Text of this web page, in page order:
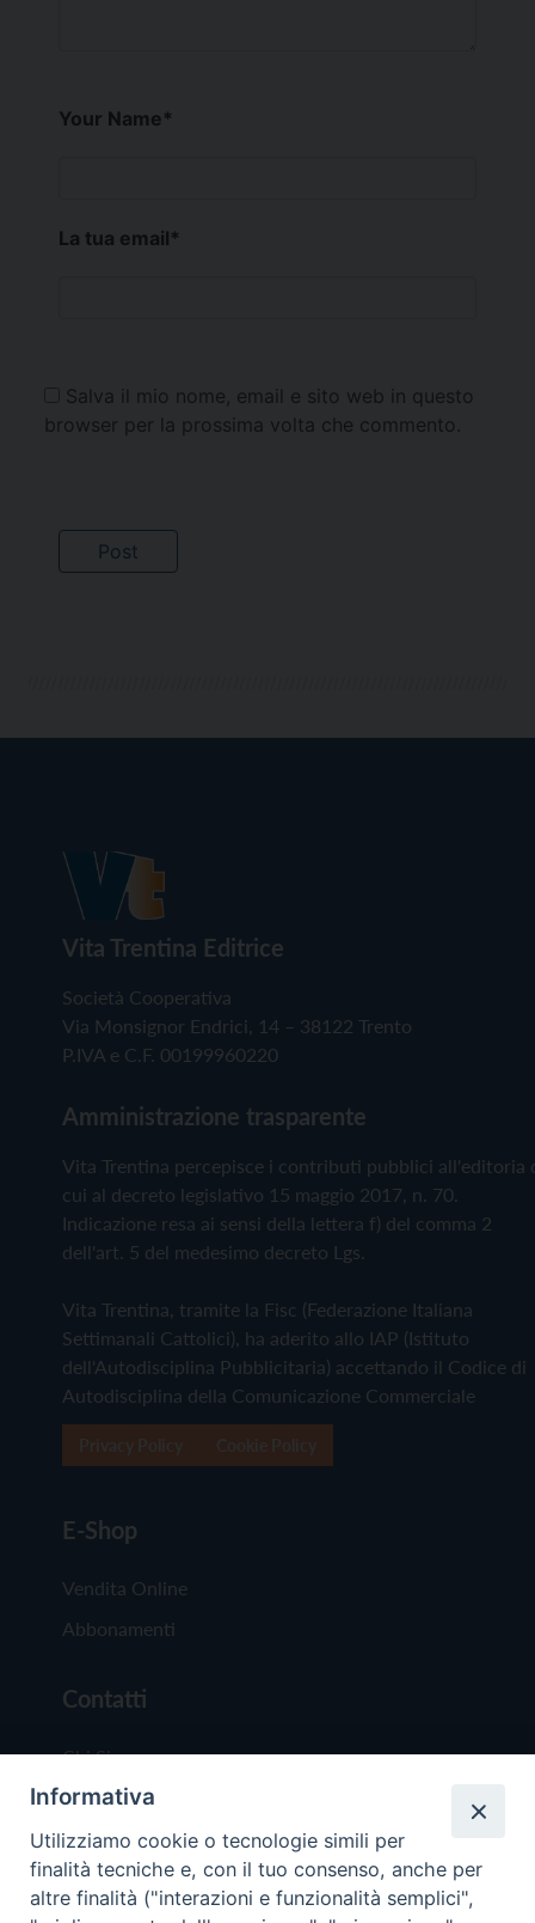
Your Name*
La tua email*
Salva il mio nome, email e sito web in questo
browser per la prossima volta che commento.
Vita Trentina Editrice
Società Cooperativa
Via Monsignor Endrici, 14 – 38122 Trento
P.IVA e C.F. 00199960220
Amministrazione trasparente
Vita Trentina percepisce i contributi pubblici all'editoria
cui al decreto legislativo 15 maggio 2017, n. 70.
Indicazione resa ai sensi della lettera f) del comma 2
dell'art. 5 del medesimo decreto Lgs.
Vita Trentina, tramite la Fisc (Federazione Italiana
Settimanali Cattolici), ha aderito allo IAP (Istituto
dell'Autodisciplina Pubblicitaria) accettando il Codice di
Autodisciplina della Comunicazione Commerciale
E-Shop
Vendita Online
Abbonamenti
Contatti
Chi Siamo
Redazione
Scrivici
Informativa
Utilizziamo cookie o tecnologie simili per
finalità tecniche e, con il tuo consenso, anche per
altre finalità ("interazioni e funzionalità semplici",